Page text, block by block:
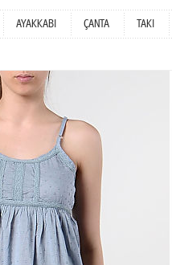
AYAKKABI ÇANTA TAKI